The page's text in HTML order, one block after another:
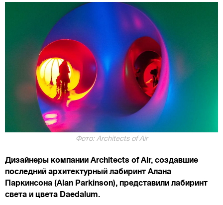
Фото: Architects of Air
Дизайнеры компании Architects of Air, создавшие
последний архитектурный лабиринт Алана
Паркинсона (Alan Parkinson), представили лабиринт
света и цвета Daedalum.